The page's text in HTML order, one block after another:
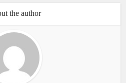
the author